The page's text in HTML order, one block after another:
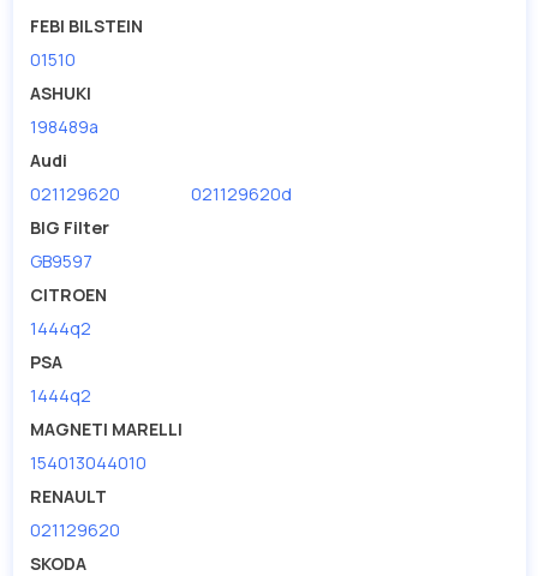
FEBI BILSTEIN
01510
ASHUKI
198489a
Audi
021129620
021129620d
BIG Filter
GB9597
CITROEN
1444q2
PSA
1444q2
MAGNETI MARELLI
154013044010
RENAULT
021129620
SKODA